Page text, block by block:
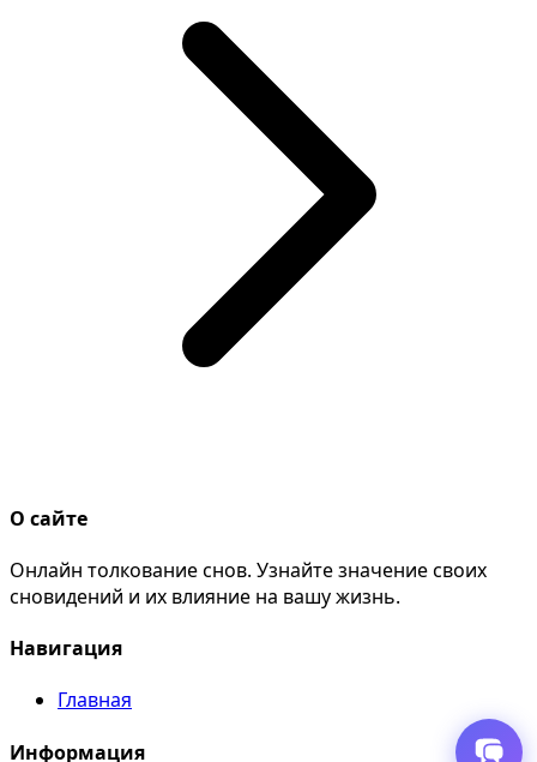
О сайте
Онлайн толкование снов. Узнайте значение своих
сновидений и их влияние на вашу жизнь.
Навигация
Главная
Информация